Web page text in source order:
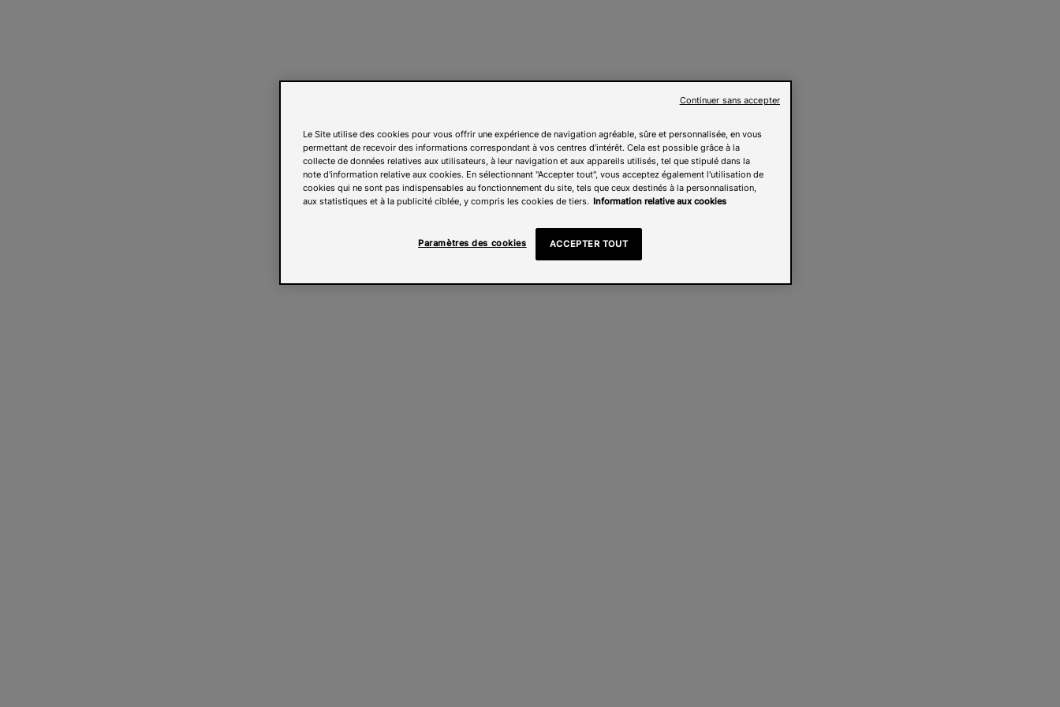
Le Site utilise des cookies pour vous offrir une expérience de navigation agréable, sûre et personnalisée, en vous
permettant de recevoir des informations correspondant à vos centres d’intérêt. Cela est possible grâce à la
collecte de données relatives aux utilisateurs, à leur navigation et aux appareils utilisés, tel que stipulé dans la
note d'information relative aux cookies. En sélectionnant "Accepter tout", vous acceptez également l'utilisation de
cookies qui ne sont pas indispensables au fonctionnement du site, tels que ceux destinés à la personnalisation,
aux statistiques et à la publicité ciblée, y compris les cookies de tiers. Information relative aux cookies
Paramètres des cookies ACCEPTER TOUT
Continuer sans accepter